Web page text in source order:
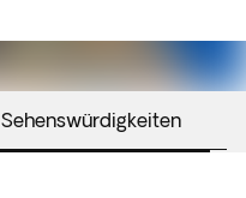
Sehenswürdigkeiten